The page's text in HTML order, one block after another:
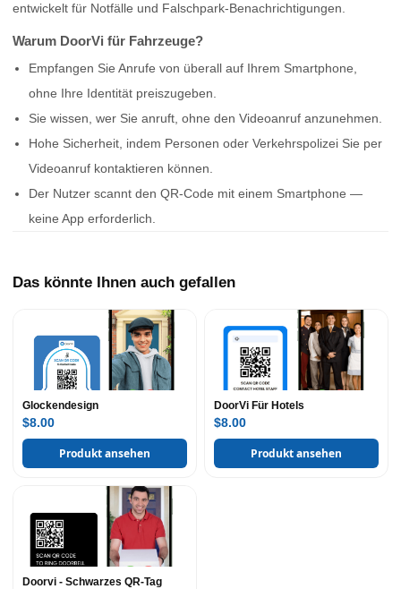
entwickelt für Notfälle und Falschpark-Benachrichtigungen.
Warum DoorVi für Fahrzeuge?
Empfangen Sie Anrufe von überall auf Ihrem Smartphone,
ohne Ihre Identität preiszugeben.
Sie wissen, wer Sie anruft, ohne den Videoanruf anzunehmen.
Hohe Sicherheit, indem Personen oder Verkehrspolizei Sie per
Videoanruf kontaktieren können.
Der Nutzer scannt den QR-Code mit einem Smartphone —
keine App erforderlich.
Das könnte Ihnen auch gefallen
Glockendesign
$8.00
Produkt ansehen
DoorVi Für Hotels
$8.00
Produkt ansehen
Doorvi - Schwarzes QR-Tag